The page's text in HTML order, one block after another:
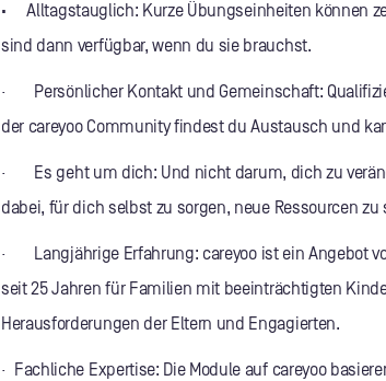
·Alltagstauglich: Kurze Übungseinheiten können
sind dann verfügbar, wenn du sie brauchst.
· Persönlicher Kontakt und Gemeinschaft:
der careyoo Community findest du Austausch und
· Es geht um dich: Und nicht darum, dich zu
dabei, für dich selbst zu sorgen, neue Ressourcen
· Langjährige Erfahrung: careyoo ist ein Angebot
seit 25 Jahren für Familien mit beeinträchtigten
Herausforderungen der Eltern und Engagierten.
· Fachliche Expertise: Die Module auf careyoo